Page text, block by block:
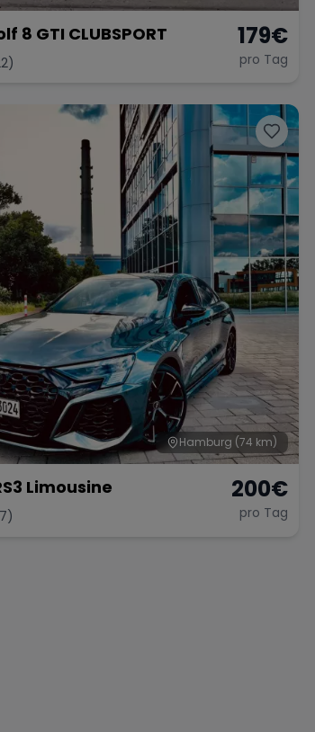
8 GTI CLUBSPORT 179€
pro Tag
Hamburg (74 km)
Limousine 200€
pro Tag